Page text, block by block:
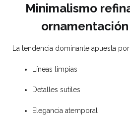
Minimalismo
La tendencia dominante apuesta por:
Líneas limpias
Detalles sutiles
Elegancia atemporal